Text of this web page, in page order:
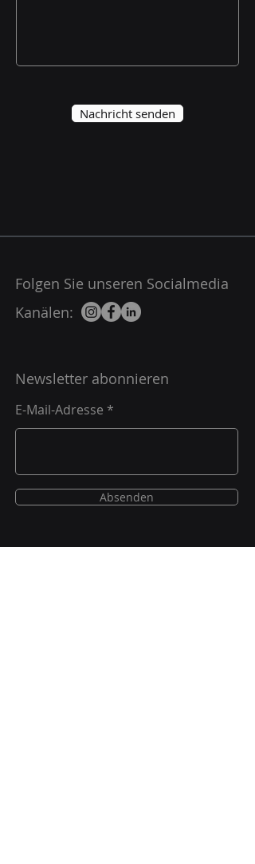
Nachricht senden
Folgen Sie unseren Socialmedia
Kanälen:
Newsletter abonnieren
E-Mail-Adresse
Absenden